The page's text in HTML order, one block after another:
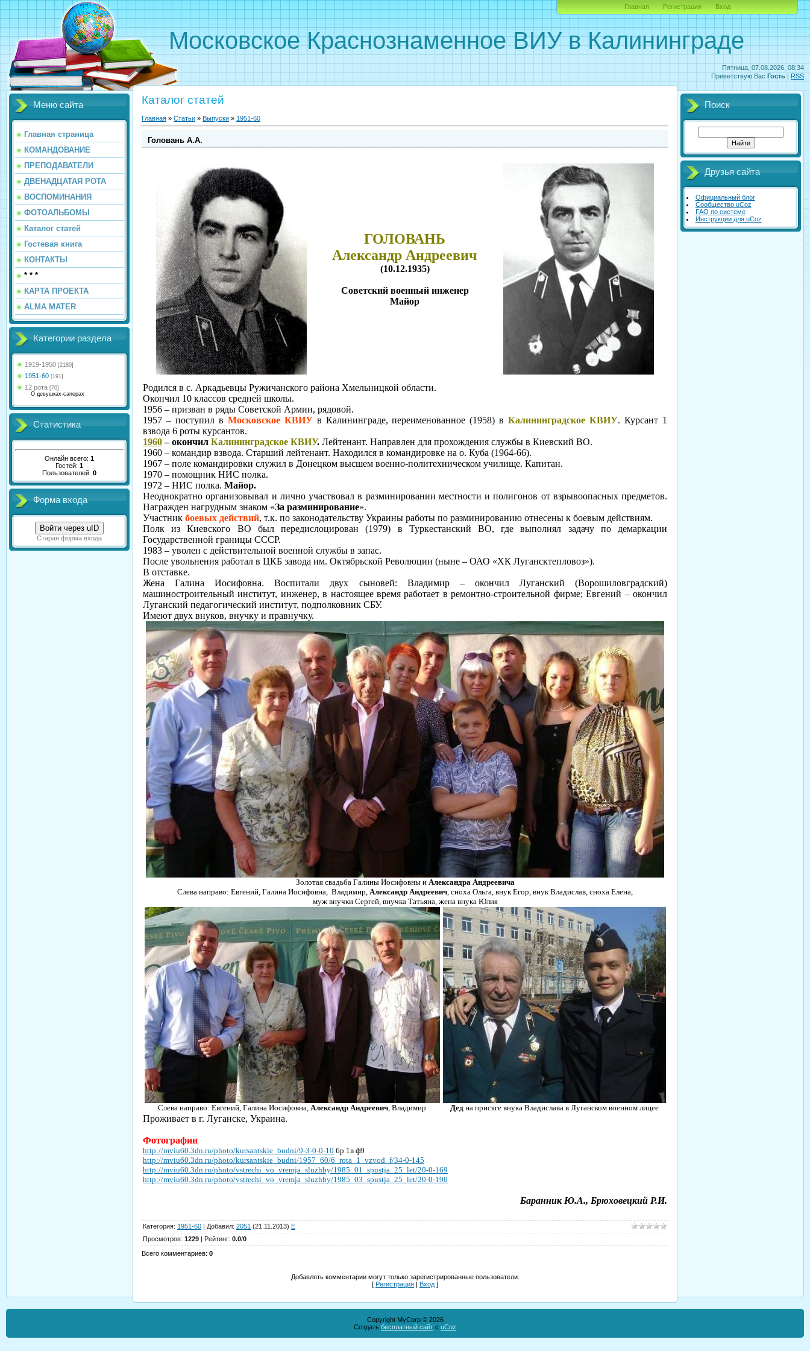
Пятница, 07.08.2026, 08:34
Приветствую Вас Гость | RSS
Московское Краснознаменное ВИУ в Калининграде
Главная Регистрация Вход
Меню сайта
Главная страница
КОМАНДОВАНИЕ
ПРЕПОДАВАТЕЛИ
ДВЕНАДЦАТАЯ РОТА
ВОСПОМИНАНИЯ
ФОТОАЛЬБОМЫ
Каталог статей
Гостевая книга
КОНТАКТЫ
* * *
КАРТА ПРОЕКТА
ALMA MATER
Категории раздела
1919-1950 [2180]
1951-60 [191]
12 рота [70]
О девушках-саперах
Статистика
Онлайн всего: 1
Гостей: 1
Пользователей: 0
Форма входа
Войти через uID
Старая форма входа
Каталог статей
Главная » Статьи » Выпуски » 1951-60
Головань А.А.
ГОЛОВАНЬ
Александр Андреевич
(10.12.1935)
Советский военный инженер
Майор
Родился в с. Аркадьевцы Ружичанского района Хмельницкой области.
Окончил 10 классов средней школы.
1956 – призван в ряды Советской Армии, рядовой.
1957 – поступил в Московское КВИУ в Калининграде, переименованное (1958) вКалининградское КВИУ. Курсант 1
взвода 6 роты курсантов.
1960– окончил Калининградское КВИУ. Лейтенант. Направлен для прохождения службы в Киевский ВО.
1960 – командир взвода. Старший лейтенант. Находился в командировке на о. Куба (1964-66).
1967 – поле командировки служил в Донецком высшем военно-политехническом училище. Капитан.
1970 – помощник НИС полка.
1972 – НИС полка. Майор.
Неоднократно организовывал и лично участвовал в разминировании местности и полигонов от взрывоопасных предметов.
Награжден нагрудным знаком «За разминирование».
Участник боевых действий, т.к. по законодательству Украины работы по разминированию отнесены к боевым действиям.
Полк из Киевского ВО был передислоцирован (1979) в Туркестанский ВО, где выполнял задачу по демаркации
Государственной границы СССР.
1983 – уволен с действительной военной службы в запас.
После увольнения работал в ЦКБ завода им. Октябрьской Революции (ныне – ОАО «ХК Лугансктепловоз»).
В отставке.
Жена Галина Иосифовна. Воспитали двух сыновей: Владимир – окончил Луганский (Ворошиловградский)
машиностроительный институт, инженер, в настоящее время работает в ремонтно-строительной фирме; Евгений – окончил
Луганский педагогический институт, подполковник СБУ.
Имеют двух внуков, внучку и правнучку.
Золотая свадьба Галины Иосифовны и Александра Андреевича
Слева направо: Евгений, Галина Иосифовна, Владимир, Александр Андреевич, сноха Ольга, внук Егор, внук Владислав, сноха Елена,
муж внучки Сергей, внучка Татьяна, жена внука Юлия
Слева направо: Евгений, Галина Иосифовна, Александр Андреевич, Владимир Дедна присяге внука Владислава в Луганском военном лицее
Проживает в г. Луганске, Украина.
Фотографии
http://mviu60.3dn.ru/photo/kursantskie_budni/9-3-0-0-10 6р 1в ф9
http://mviu60.3dn.ru/photo/kursantskie_budni/1957_60/6_rota_1_vzvod_f/34-0-145
http://mviu60.3dn.ru/photo/vstrechi_vo_vremja_sluzhby/1985_01_spustja_25_let/20-0-169
http://mviu60.3dn.ru/photo/vstrechi_vo_vremja_sluzhby/1985_03_spustja_25_let/20-0-190
Баранник Ю.А., Брюховецкий Р.И.
Категория: 1951-60 | Добавил: 2051 (21.11.2013) E
Просмотров: 1229 | Рейтинг: 0.0/0
Всего комментариев: 0
Добавлять комментарии могут только зарегистрированные пользователи.
[ Регистрация | Вход ]
Поиск
Друзья сайта
Официальный блог
Сообщество uCoz
FAQ по системе
Инструкции для uCoz
Copyright MyCorp © 2026
Создать бесплатный сайт с uCoz